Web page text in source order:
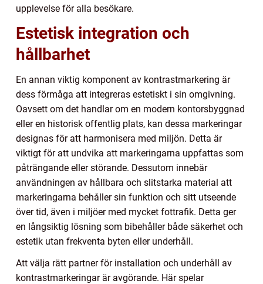
upplevelse för alla besökare.
Estetisk integration och
hållbarhet
En annan viktig komponent av kontrastmarkering är
dess förmåga att integreras estetiskt i sin omgivning.
Oavsett om det handlar om en modern kontorsbyggnad
eller en historisk offentlig plats, kan dessa markeringar
designas för att harmonisera med miljön. Detta är
viktigt för att undvika att markeringarna uppfattas som
påträngande eller störande. Dessutom innebär
användningen av hållbara och slitstarka material att
markeringarna behåller sin funktion och sitt utseende
över tid, även i miljöer med mycket fottrafik. Detta ger
en långsiktig lösning som bibehåller både säkerhet och
estetik utan frekventa byten eller underhåll.
Att välja rätt partner för installation och underhåll av
kontrastmarkeringar är avgörande. Här spelar